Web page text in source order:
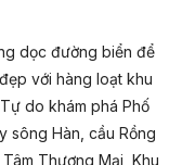
dọc đường biển để
với hàng loạt khu
do khám phá Phố
sông Hàn, cầu Rồng
Thương Mại, Khu